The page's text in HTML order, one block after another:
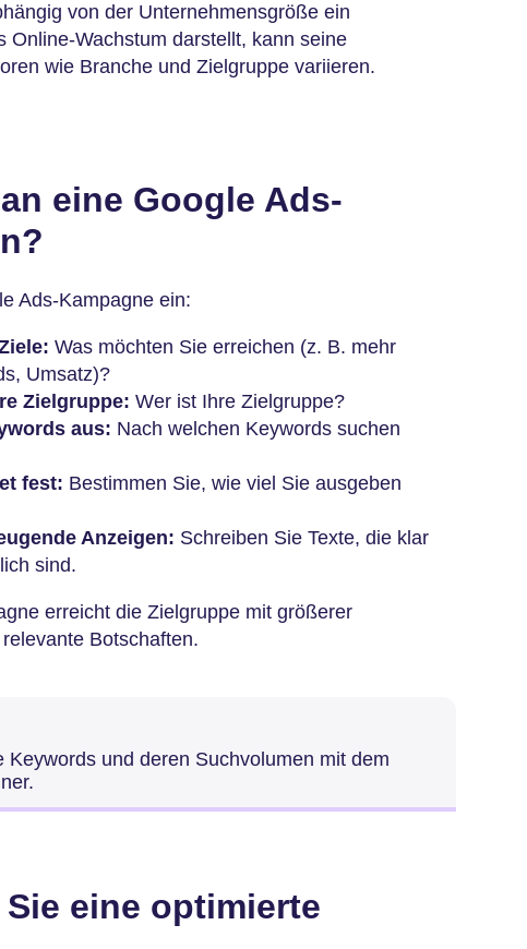
von der Unternehmensgröße ein
Online-Wachstum darstellt, kann seine
wie Branche und Zielgruppe variieren.
eine Google Ads-
Ads-Kampagne ein:
Was möchten Sie erreichen (z. B. mehr
Umsatz)?
Zielgruppe: Wer ist Ihre Zielgruppe?
aus: Nach welchen Keywords suchen
fest: Bestimmen Sie, wie viel Sie ausgeben
Anzeigen: Schreiben Sie Texte, die klar
sind.
erreicht die Zielgruppe mit größerer
Botschaften.
Keywords und deren Suchvolumen mit dem
eine optimierte